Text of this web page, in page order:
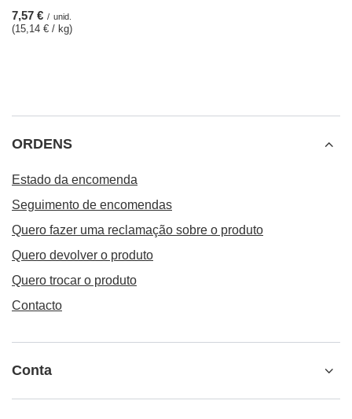
7,57 € / unid.
(15,14 € / kg)
ORDENS
Estado da encomenda
Seguimento de encomendas
Quero fazer uma reclamação sobre o produto
Quero devolver o produto
Quero trocar o produto
Contacto
Conta